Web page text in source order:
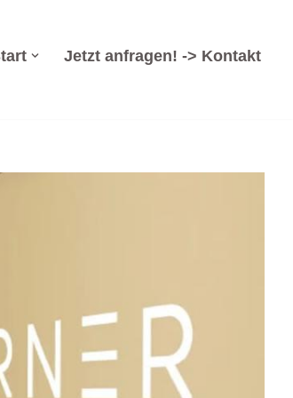
Jetzt anfragen! -> Kontakt
Wirtschaftsrecht.
Rechtsanwälte, Ihr